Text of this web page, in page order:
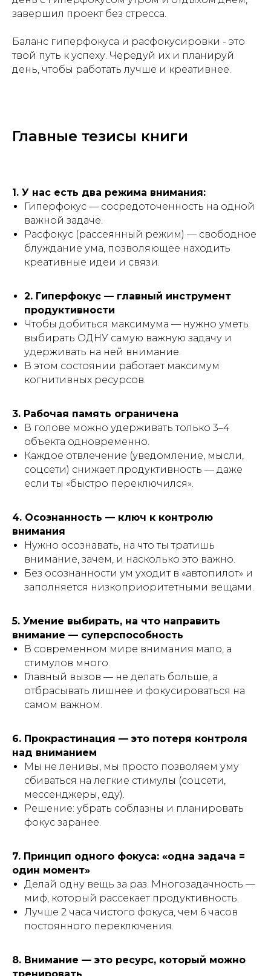
завершил проект без стресса.
Баланс гиперфокуса и расфокусировки - это
твой путь к успеху. Чередуй их и планируй
день, чтобы работать лучше и креативнее.
Главные тезисы книги
1. У нас есть два режима внимания:
Гиперфокус — сосредоточенность на одной
важной задаче.
Расфокус (рассеянный режим) — свободное
блуждание ума, позволяющее находить
креативные идеи и связи.
2. Гиперфокус — главный инструмент
продуктивности
Чтобы добиться максимума — нужно уметь
выбирать ОДНУ самую важную задачу и
удерживать на ней внимание.
В этом состоянии работает максимум
когнитивных ресурсов.
3. Рабочая память ограничена
В голове можно удерживать только 3–4
объекта одновременно.
Каждое отвлечение (уведомление, мысли,
соцсети) снижает продуктивность — даже
если ты «быстро переключился».
4. Осознанность — ключ к контролю
внимания
Нужно осознавать, на что ты тратишь
внимание, зачем , и насколько это важно
Без осознанности ум уходит в «автопилот» и
заполняется низкоприоритетными вещами.
5. Умение выбирать, на что направить
внимание — суперспособность
В современном мире внимания мало, а
стимулов много.
Главный вызов — не делать больше, а
отбрасывать лишнее и фокусироваться на
самом важном.
6. Прокрастинация — это потеря контроля
над вниманием
Мы не ленивы, мы просто позволяем уму
сбиваться на легкие стимулы (соцсети,
мессенджеры, еду).
Решение: убрать соблазны и планировать
фокус заранее.
7. Принцип одного фокуса: «одна задача =
один момент»
Делай одну вещь за раз. Многозадачность —
миф, который рассекает продуктивность.
Лучше 2 часа чистого фокуса, чем 6 часов
постоянного переключения.
8. Внимание — это ресурс, который можно